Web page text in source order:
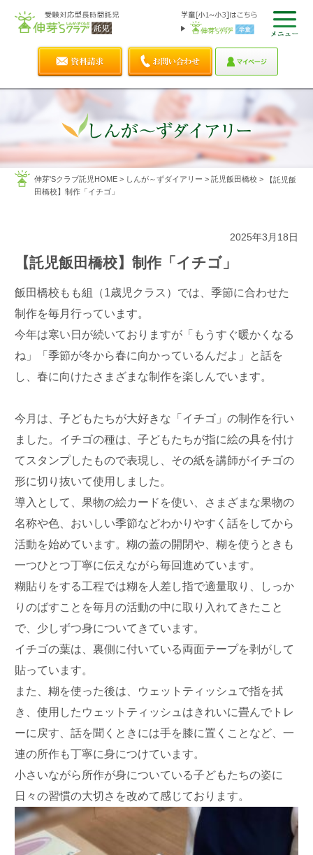
伸芽'Sクラブ託児HOME> しんが～ずダイアリー > 託児飯田橋校>
【託児飯
田橋校】制作「イチゴ」
2025年3月18日
【託児飯田橋校】制作「イチゴ」
飯田橋校もも組（1歳児クラス）では、季節に合わせた
制作を毎月行っています。
今年は寒い日が続いておりますが「もうすぐ暖かくなる
ね」「季節が冬から春に向かっているんだよ」と話を
し、春に向けたさまざまな制作を楽しんでいます。
今月は、子どもたちが大好きな「イチゴ」の制作を行い
ました。イチゴの種は、子どもたちが指に絵の具を付け
てスタンプしたもので表現し、その紙を講師がイチゴの
形に切り抜いて使用しました。
導入として、果物の絵カードを使い、さまざまな果物の
名称や色、おいしい季節などわかりやすく話をしてから
活動を始めています。糊の蓋の開閉や、糊を使うときも
一つひとつ丁寧に伝えながら毎回進めています。
糊貼りをする工程では糊を人差し指で適量取り、しっか
りのばすことを毎月の活動の中に取り入れてきたこと
で、少しずつ身についてきています。
イチゴの葉は、裏側に付いている両面テープを剥がして
貼っています。
また、糊を使った後は、ウェットティッシュで指を拭
き、使用したウェットティッシュはきれいに畳んでトレ
ーに戻す、話を聞くときには手を膝に置くことなど、一
連の所作も丁寧に身につけています。
小さいながら所作が身についている子どもたちの姿に
日々の習慣の大切さを改めて感じております。